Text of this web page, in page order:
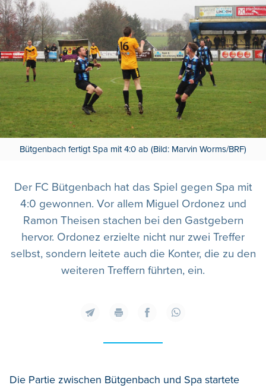
Bütgenbach fertigt Spa mit 4:0 ab (Bild: Marvin Worms/BRF)
Der FC Bütgenbach hat das Spiel gegen Spa mit
4:0 gewonnen. Vor allem Miguel Ordonez und
Ramon Theisen stachen bei den Gastgebern
hervor. Ordonez erzielte nicht nur zwei Treffer
selbst, sondern leitete auch die Konter, die zu den
weiteren Treffern führten, ein.
Die Partie zwischen Bütgenbach und Spa startete